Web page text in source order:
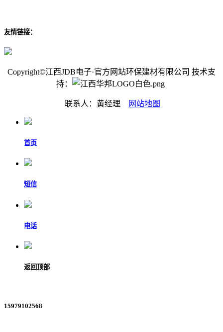
友情链接：
Copyright©江西JDB电子·官方网站环保建材有限公司 技术支
持：
联系人：黄经理 网站地图
首页
短信
电话
返回顶部
15979102568